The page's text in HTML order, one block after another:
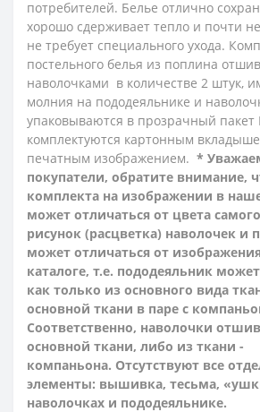
потребителей. Белье отлично
хорошо сдерживает тепло и почти
не требует специального ухода.
постельного белья из поплина
наволочками в количестве 2 штук,
молния на пододеяльнике и
упаковываются в прозрачный пакет
комплектуются картонным
печатным изображением. *
покупатели, обратите внимание,
комплекта на изображении в
может отличаться от цвета
рисунок (расцветка) наволочек и
может отличаться от
каталоге, т.е. пододеяльник
как только из основного вида
основной ткани в паре с
Соответственно, наволочки
основной ткани, либо из ткани -
компаньона. Отсутствуют все
элементы: вышивка, тесьма,
наволочках и пододеяльнике.